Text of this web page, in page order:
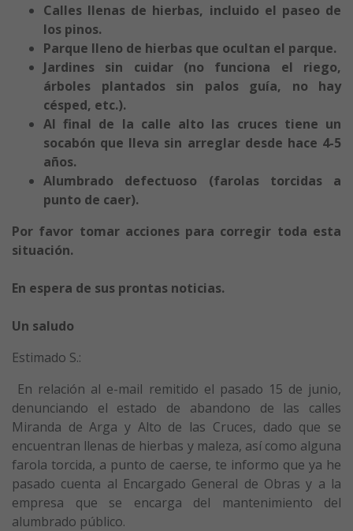
Calles llenas de hierbas, incluido el paseo de
los pinos.
Parque lleno de hierbas que ocultan el parque.
Jardines sin cuidar (no funciona el riego,
árboles plantados sin palos guía, no hay
césped, etc.).
Al final de la calle alto las cruces tiene un
socabón que lleva sin arreglar desde hace 4-5
años.
Alumbrado defectuoso (farolas torcidas a
punto de caer).
Por favor tomar acciones para corregir toda esta
situación.
En espera de sus prontas noticias.
Un saludo
Estimado S.:
En relación al e-mail remitido el pasado 15 de junio,
denunciando el estado de abandono de las calles
Miranda de Arga y Alto de las Cruces, dado que se
encuentran llenas de hierbas y maleza, así como alguna
farola torcida, a punto de caerse, te informo que ya he
pasado cuenta al Encargado General de Obras y a la
empresa que se encarga del mantenimiento del
alumbrado público.